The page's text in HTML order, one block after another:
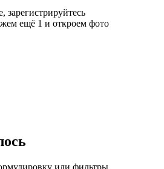
зарегистрируйтесь
ещё 1 и откроем фото
или фильтры